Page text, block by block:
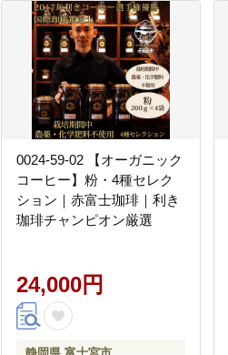
0024-59-02 【オーガニック
コーヒー】粉・4種セレク
ション｜赤富士珈琲｜利き
珈琲チャンピオン厳選
24,000円